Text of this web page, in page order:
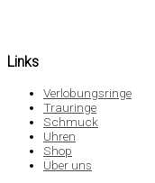
Links
Verlobungsringe
Trauringe
Schmuck
Uhren
Shop
Über uns